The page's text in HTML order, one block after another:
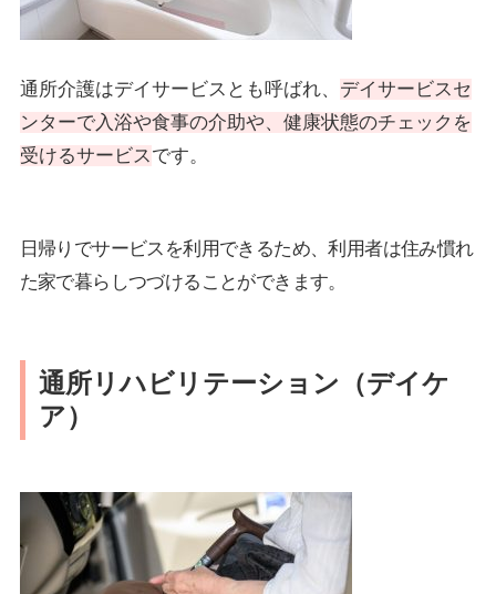
通所介護はデイサービスとも呼ばれ、 デイサービスセ
ンターで入浴や食事の介助や、健康状態のチェックを
受けるサービス です。
日帰りでサービスを利用できるため、利用者は住み慣れ
た家で暮らしつづけることができます。
通所リハビリテーション（デイケ
ア）